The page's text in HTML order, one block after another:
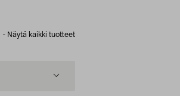
- Näytä kaikki tuotteet